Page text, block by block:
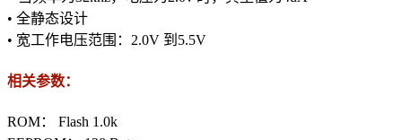
• 全静态设计
• 宽工作电压范围：2.0V 到5.5V
相关参数：
ROM： Flash 1.0k